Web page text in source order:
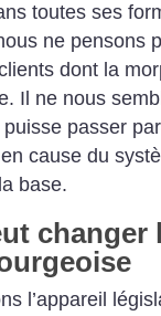
toutes ses
ne pensons
dont la
Il ne nous
puisse passer
cause du
base.
changer
l’appareil